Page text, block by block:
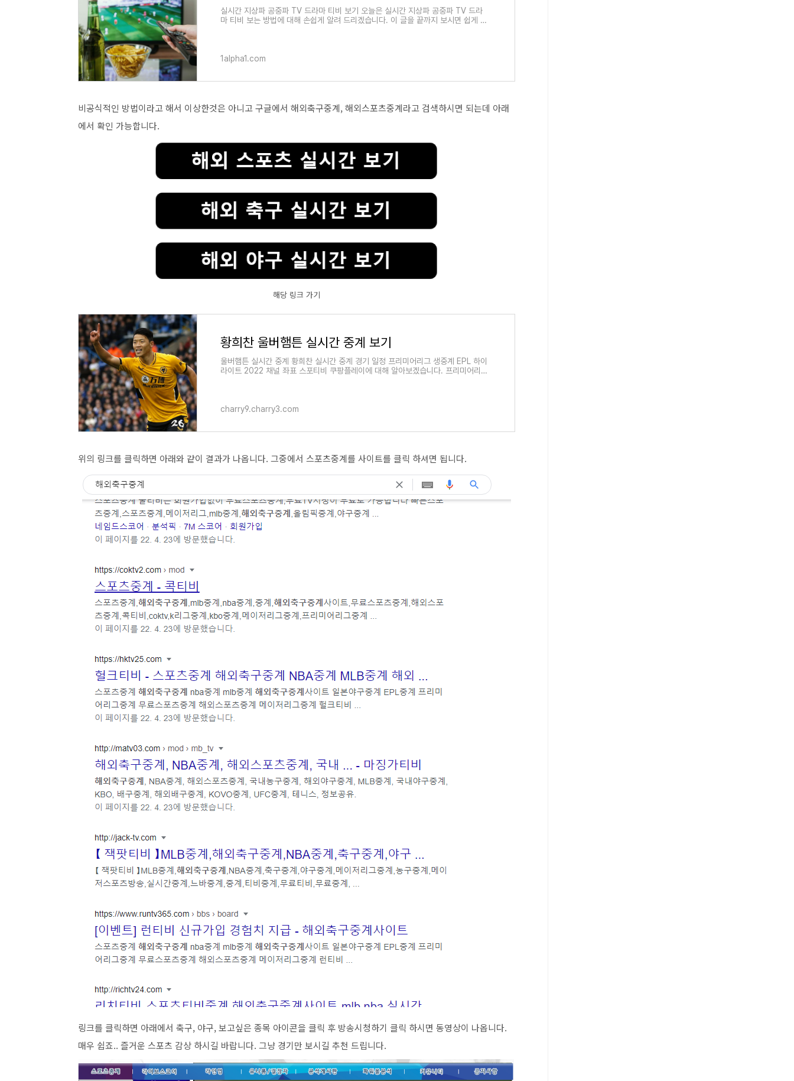
실시간 지상파 공중파 TV 드라마 티비 보기 오늘은 실시간 지상파 공중파 TV 드라
마 티비 보는 방법에 대해 손쉽게 알려 드리겠습니다. 이 글을 끝까지 보시면 쉽게 실
1alpha1.com
비공식적인 방법이라고 해서 이상한것은 아니고 구글에서 해외축구중계, 해외스포츠중계라고 검색하시면 되는데 아래
에서 확인 가능합니다.
해당 링크 가기
황희찬 울버햄튼 실시간 중계 보기
울버햄튼 실시간 중계 황희찬 실시간 중계 경기 일정 프리미어리그 생중계 EPL 하이
라이트 2022 채널 좌표 스포티비 쿠팡플레이에 대해 알아보겠습니다. 프리미어리
charry9.charry3.com
위의 링크를 클릭하면 아래와 같이 결과가 나옵니다. 그중에서 스포츠중계를 사이트를 클릭 하셔면 됩니다.
링크를 클릭하면 아래에서 축구, 야구, 보고싶은 종목 아이콘을 클릭 후 방송시청하기 클릭 하시면 동영상이 나옵니다.
매우 쉽죠.. 즐거운 스포츠 감상 하시길 바랍니다. 그냥 경기만 보시길 추천 드립니다.